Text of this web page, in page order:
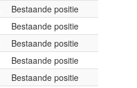
Bestaande positie
Bestaande positie
Bestaande positie
Bestaande positie
Bestaande positie